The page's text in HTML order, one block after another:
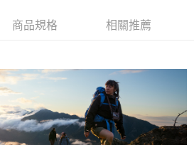
以上)免運費
以上)免運費
以上)免運費
商品規格 相關推薦